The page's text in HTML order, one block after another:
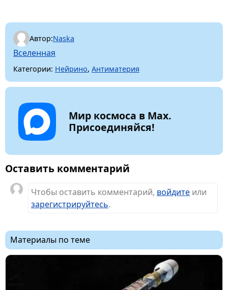
Автор:Naska
Вселенная
Категории: Нейрино, Антиматерия
Мир космоса в Max.
Присоединяйся!
Оставить комментарий
Чтобы оставить комментарий, войдите или
зарегистрируйтесь.
Материалы по теме